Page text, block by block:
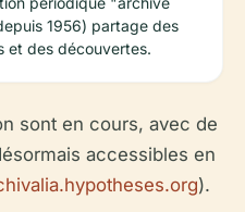
1956) partage des
et des découvertes.
sont en cours, avec de
accessibles en
).